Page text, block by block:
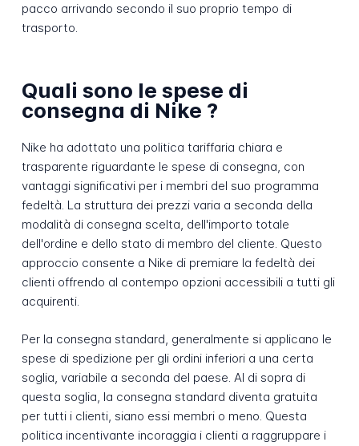
pacco arrivando secondo il suo proprio tempo di
trasporto.
Quali sono le spese di
consegna di Nike ?
Nike ha adottato una politica tariffaria chiara e
trasparente riguardante le spese di consegna, con
vantaggi significativi per i membri del suo programma
fedeltà. La struttura dei prezzi varia a seconda della
modalità di consegna scelta, dell'importo totale
dell'ordine e dello stato di membro del cliente. Questo
approccio consente a Nike di premiare la fedeltà dei
clienti offrendo al contempo opzioni accessibili a tutti gli
acquirenti.
Per la consegna standard, generalmente si applicano le
spese di spedizione per gli ordini inferiori a una certa
soglia, variabile a seconda del paese. Al di sopra di
questa soglia, la consegna standard diventa gratuita
per tutti i clienti, siano essi membri o meno. Questa
politica incentivante incoraggia i clienti a raggruppare i